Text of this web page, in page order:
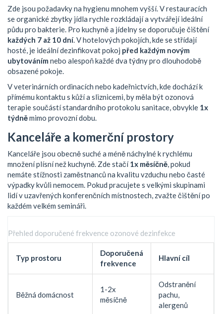
Zde jsou požadavky na hygienu mnohem vyšší. V restauracích
se organické zbytky jídla rychle rozkládají a vytvářejí ideální
půdu pro bakterie. Pro kuchyně a jídelny se doporučuje čištění
každých 7 až 10 dní. V hotelových pokojích, kde se střídají
hosté, je ideální dezinfikovat pokoj před každým novým
ubytováním nebo alespoň každé dva týdny pro dlouhodobě
obsazené pokoje.
V veterinárních ordinacích nebo kadeřnictvích, kde dochází k
přímému kontaktu s kůží a sliznicemi, by měla být ozonová
terapie součástí standardního protokolu sanitace, obvykle 1x
týdněmimo provozní dobu.
Kanceláře a komerční prostory
Kanceláře jsou obecně suché a méně náchylné k rychlému
množení plísní než kuchyně. Zde stačí1x měsíčně, pokud
nemáte stížnosti zaměstnanců na kvalitu vzduchu nebo časté
výpadky kvůli nemocem. Pokud pracujete s velkými skupinami
lidí v uzavřených konferenčních místnostech, zvažte čištění po
každém velkém semináři.
Přehled doporučené frekvence ozonové dezinfekce
Typ prostoru
Doporučená
frekvence
Hlavní cíl
Běžná domácnost
1-2x
měsíčně
Odstranění
pachu,
alergenů